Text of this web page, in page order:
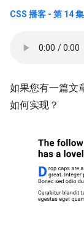
CSS 播客 - 第 14
如果您有一篇文
如何实现？